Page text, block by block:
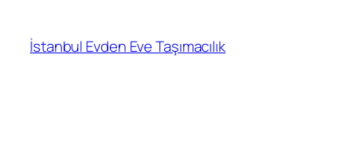
İstanbul Evden Eve Taşımacılık